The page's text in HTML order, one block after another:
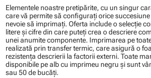
Elementele noastre pretipărite, cu un singur
care vă permite să configuraţi orice
nevoie să imprimaţi. Oferta include o selecţie
litere şi cifre din care puteţi crea o descriere
unei anumite componente. Imprimarea pe
realizată prin transfer termic, care asigură o
rezistenţa descrierii la factorii externi. Toate
disponibile pe alb cu imprimeu negru şi sunt
sau 50 de bucăţi.